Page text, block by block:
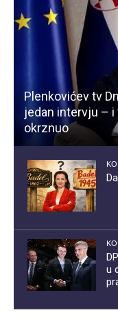
Plenkovićev tv
jedan intervju –
okrznuo
u